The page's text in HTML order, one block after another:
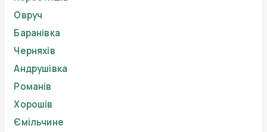
Овруч
Баранівка
Черняхів
Андрушівка
Романів
Хорошів
Ємільчине